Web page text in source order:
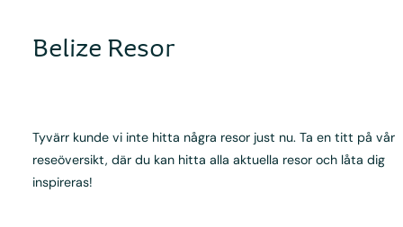
Belize Resor
Tyvärr kunde vi inte hitta några resor just nu. Ta en titt på vår
reseöversikt, där du kan hitta alla aktuella resor och låta dig
inspireras!